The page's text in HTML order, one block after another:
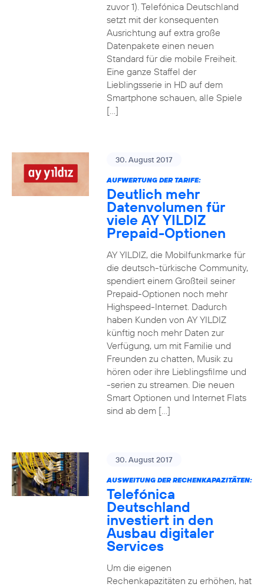
zuvor 1). Telefónica Deutschland
setzt mit der konsequenten
Ausrichtung auf extra große
Datenpakete einen neuen
Standard für die mobile Freiheit.
Eine ganze Staffel der
Lieblingsserie in HD auf dem
Smartphone schauen, alle Spiele
[…]
30. August 2017
AUFWERTUNG DER TARIFE:
Deutlich mehr
Datenvolumen für
viele AY YILDIZ
Prepaid-Optionen
AY YILDIZ, die Mobilfunkmarke für
die deutsch-türkische Community,
spendiert einem Großteil seiner
Prepaid-Optionen noch mehr
Highspeed-Internet. Dadurch
haben Kunden von AY YILDIZ
künftig noch mehr Daten zur
Verfügung, um mit Familie und
Freunden zu chatten, Musik zu
hören oder ihre Lieblingsfilme und
-serien zu streamen. Die neuen
Smart Optionen und Internet Flats
sind ab dem […]
30. August 2017
AUSWEITUNG DER RECHENKAPAZITÄTEN:
Telefónica
Deutschland
investiert in den
Ausbau digitaler
Services
Um die eigenen
Rechenkapazitäten zu erhöhen, hat